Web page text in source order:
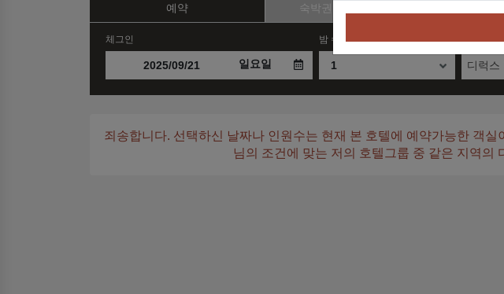
예약 숙박권 및 바우처 예약
체그인
일요일
밤 수 필터
디럭스
죄송합니다. 선택하신 날짜나 인원수는 현재 본 호텔에 예약가능한 객
님의 조건에 맞는 저의 호텔그룹 중 같은 지역의